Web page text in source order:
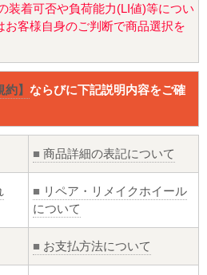
装着可否や負荷能力(LI値)等につい
客様自身のご判断で商品選択を
約】 ならびに下記説明内容をご確
■ 商品詳細の表記について
■ リペア・リメイクホイール
について
■ お支払方法について